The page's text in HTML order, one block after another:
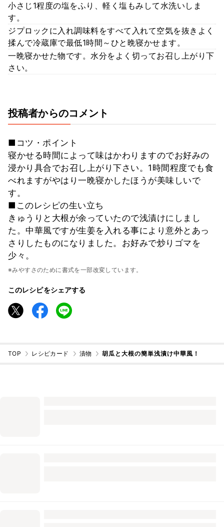
小さじ1程度の塩をふり、軽く塩もみして水洗いしま
す。
ジプロックに入れ調味料をすべて入れて空気を抜きよく
揉んで冷蔵庫で最低1時間～ひと晩寝かせます。
一晩寝かせた物です。水分をよく切ってお召し上がり下
さい。
投稿者からのコメント
■コツ・ポイント
寝かせる時間によって味はかわりますのでお好みの
浸かり具合でお召し上がり下さい。1時間程度でも食
べれますがやはり一晩寝かしたほうが美味しいで
す。
■このレシピの生い立ち
きゅうりと大根が余っていたので浅漬けにしまし
た。中華風ですが生姜を入れる事により意外とあっ
さりしたものになりました。お好みで炒りゴマを
少々。
※みやすさのために書式を一部改変しています。
このレシピをシェアする
TOP レシピカード 漬物 胡瓜と大根の簡単浅漬け中華風！